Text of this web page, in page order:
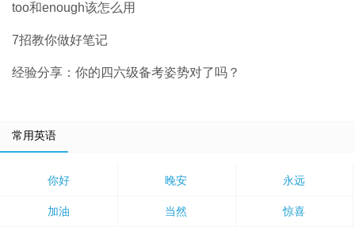
too和enough该怎么用
7招教你做好笔记
经验分享：你的四六级备考姿势对了吗？
常用英语
你好 晚安 永远
加油 当然 惊喜